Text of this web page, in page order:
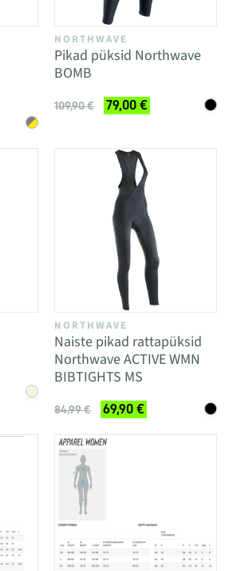
NORTHWAVE
Pikad püksid Northwave
BOMB
109,90 € 79,00 €
NORTHWAVE
Naiste pikad rattapüksid
Northwave ACTIVE WMN
BIBTIGHTS MS
84,99 € 69,90 €